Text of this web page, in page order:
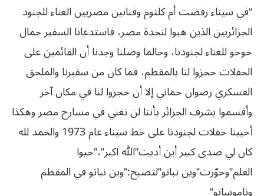
“في سيناء رفضت أم كلثوم وفنانين مصريين الغناء للجنود
الجزائريين الذين هبوا لنجدة مصر، فاستدعانا السفير جمال
حوحو للغناء لجنودنا، وحالما وصلنا وجدنا أن القائمين على
الحفلات حجزوا لنا بالمقطم، فما كان من سفيرنا والملحق
العسكري رضوان حماني إلا أن حجزوا لنا في مكان آخر
وأقسموا بشرف الجزائر بأننا لن نغني في مسارح مصر وهكذا
أحيينا حفلات لجنودنا على خط سيناء عام 1973 والحمد لله
كان لي صدى كبير أين أديت”الله اكبر”،”حيوا
العلم”وحوّرت”وين نباتو”لتصبح:”وين نباتو في المقطم